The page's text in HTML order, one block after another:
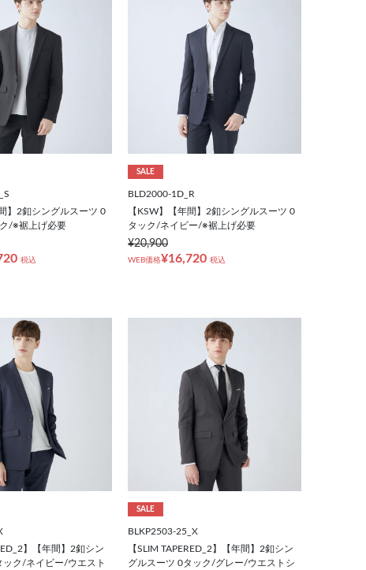
】2釦シングルスーツ 0
/※裾上げ必要
税込
SALE
BLD2000-1D_R
【KSW】【年間】2釦シングルスーツ 0
タック/ネイビー/※裾上げ必要
¥20,900
WEB価格¥16,720 税込
】【年間】2釦シン
ック/ネイビー/ウエスト
SALE
BLKP2503-25_X
【SLIM TAPERED_2】【年間】2釦シン
グルスーツ 0タック/グレー/ウエストシ